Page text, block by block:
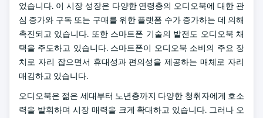
었습니다. 이 시장 성장은 다양한 연령층의 오디오북에 대한 관
심 증가와 구독 또는 구매를 위한 플랫폼 수가 증가하는 데 의해
촉진되고 있습니다. 또한 스마트폰 기술의 발전도 오디오북 채
택을 주도하고 있습니다. 스마트폰이 오디오북 소비의 주요 장
치로 자리 잡으면서 휴대성과 편의성을 제공하는 매체로 자리
매김하고 있습니다.
오디오북은 젊은 세대부터 노년층까지 다양한 청취자에게 호소
력을 발휘하며 시장 매력을 크게 확대하고 있습니다. 그러나 오